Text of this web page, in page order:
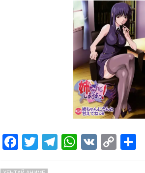
Facebook
TwitterTelegram
WhatsApp
VK Copy